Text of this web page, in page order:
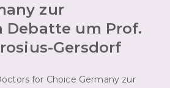
zur
um Prof.
Gersdorf
for Choice Germany zur